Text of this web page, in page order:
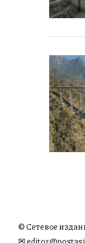
© Сетевое